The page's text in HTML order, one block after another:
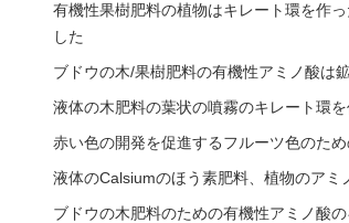
有機性果樹肥料の植物はキレート環を作
した
ブドウの木/果樹肥料の有機性アミノ酸は
液体の木肥料の葉状の噴霧のキレート環
赤い色の開発を促進するフルーツ色のた
液体のCalsiumのほう素肥料、植物のアミ
ブドウの木肥料のための有機性アミノ酸